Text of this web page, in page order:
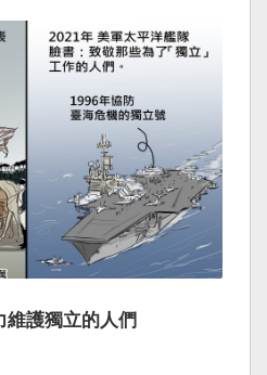
維護獨立的人們